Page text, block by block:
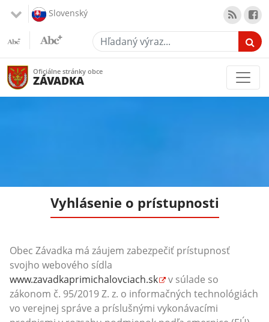
Slovenský
Hľadaný výraz...
Oficiálne stránky obce
ZÁVADKA
Vyhlásenie o prístupnosti
Obec Závadka má záujem zabezpečiť prístupnosť
svojho webového sídla
www.zavadkaprimichalovciach.sk
v súlade so
zákonom č. 95/2019 Z. z. o informačných technológiách
vo verejnej správe a príslušnými vykonávacími